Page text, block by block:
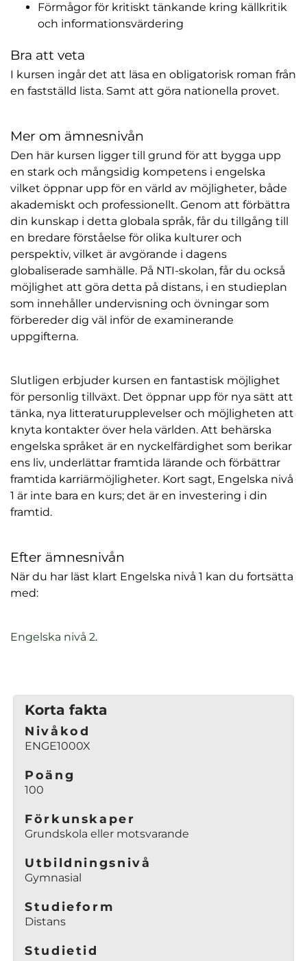
Förmågor för kritiskt tänkande kring källkritik
och informationsvärdering
Bra att veta
I kursen ingår det att läsa en obligatorisk roman från
en fastställd lista. Samt att göra nationella provet.
Mer om ämnesnivån
Den här kursen ligger till grund för att bygga upp
en stark och mångsidig kompetens i engelska
vilket öppnar upp för en värld av möjligheter, både
akademiskt och professionellt. Genom att förbättra
din kunskap i detta globala språk, får du tillgång till
en bredare förståelse för olika kulturer och
perspektiv, vilket är avgörande i dagens
globaliserade samhälle. På NTI-skolan, får du också
möjlighet att göra detta på distans, i en studieplan
som innehåller undervisning och övningar som
förbereder dig väl inför de examinerande
uppgifterna.
Slutligen erbjuder kursen en fantastisk möjlighet
för personlig tillväxt. Det öppnar upp för nya sätt att
tänka, nya litteraturupplevelser och möjligheten att
knyta kontakter över hela världen. Att behärska
engelska språket är en nyckelfärdighet som berikar
ens liv, underlättar framtida lärande och förbättrar
framtida karriärmöjligheter. Kort sagt, Engelska nivå
1 är inte bara en kurs; det är en investering i din
framtid.
Efter ämnesnivån
När du har läst klart Engelska nivå 1 kan du fortsätta
med:
Engelska nivå 2(
n
a
t
f
n
)
.
Korta fakta
Nivåkod
ENGE1000X
Poäng
100
Förkunskaper
Grundskola eller motsvarande
Utbildningsnivå
Gymnasial
Studieform
Distans
Studietid